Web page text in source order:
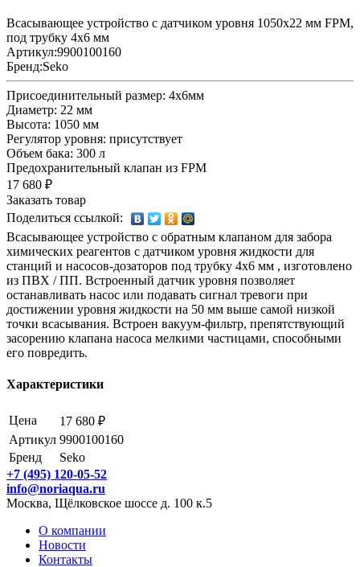
Всасывающее устройство с датчиком уровня 1050x22 мм FPM,
под трубку 4x6 мм
Артикул:9900100160
Бренд:Seko
Присоединительный размер: 4х6мм
Диаметр: 22 мм
Высота: 1050 мм
Регулятор уровня: присутствует
Объем бака: 300 л
Предохранительный клапан из FPM
17 680 ₽
Заказать товар
Поделиться ссылкой:
Всасывающее устройство с обратным клапаном для забора
химических реагентов с датчиком уровня жидкости для
станций и насосов-дозаторов под трубку 4x6 мм , изготовлено
из ПВХ / ПП. Встроенный датчик уровня позволяет
останавливать насос или подавать сигнал тревоги при
достижении уровня жидкости на 50 мм выше самой низкой
точки всасывания. Встроен вакуум-фильтр, препятствующий
засорению клапана насоса мелкими частицами, способными
его повредить.
Характеристики
Цена
17 680 ₽
Артикул 9900100160
Бренд
Seko
+7 (495) 120-05-52
info@noriaqua.ru
Москва, Щёлковское шоссе д. 100 к.5
О компании
Новости
Контакты